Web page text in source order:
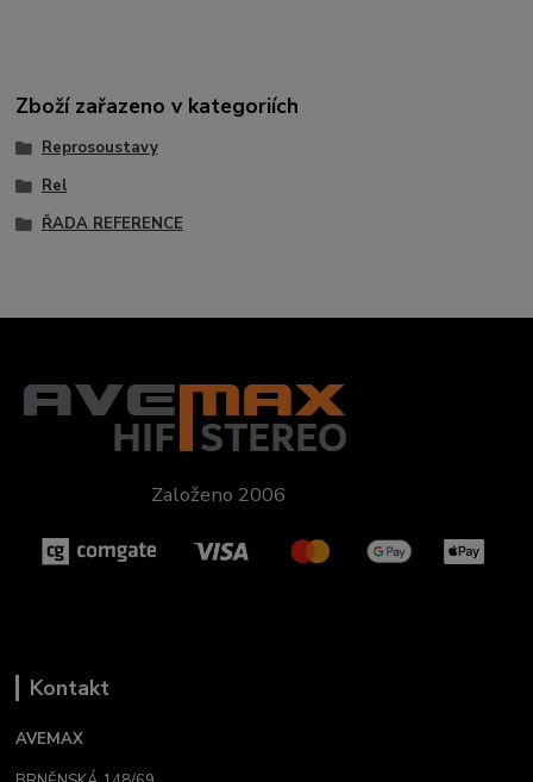
Zboží zařazeno v kategoriích
Reprosoustavy
Rel
ŘADA REFERENCE
Založeno 2006
Kontakt
AVEMAX